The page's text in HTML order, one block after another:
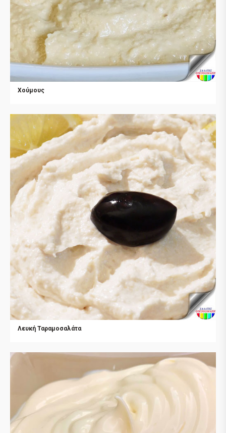
Χούμους
Λευκή Ταραμοσαλάτα